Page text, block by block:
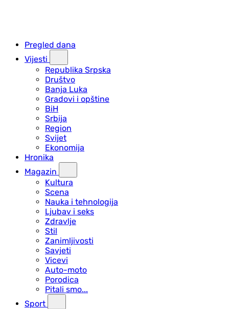
Pregled dana
Vijesti
Republika Srpska
Društvo
Banja Luka
Gradovi i opštine
BiH
Srbija
Region
Svijet
Ekonomija
Hronika
Magazin
Kultura
Scena
Nauka i tehnologija
Ljubav i seks
Zdravlje
Stil
Zanimljivosti
Savjeti
Vicevi
Auto-moto
Porodica
Pitali smo...
Sport